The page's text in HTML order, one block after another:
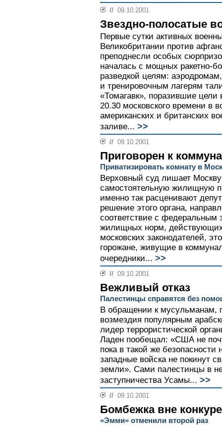
// 09.10.2001
Звездно-полосатые
Первые сутки активных
Великобритании против
преподнесли особых
началась с мощных ракетно-
разведкой целям:
и тренировочным лагерям
«Томагавк», поразившие цели
20.30 московского времени в
американских и британских
заливе... >>
// 09.10.2001
Приговорен к
Приватизировать комнату в
Верховный cуд лишает
самостоятельную жилищную
именно так расценивают
решение этого органа,
соответствие с федеральным
жилищных норм,
московских законодателей,
горожане, живущие в
очередники... >>
// 09.10.2001
Вежливый отказ
Палестинцы справятся без
В обращении к мусульманам,
возмездия популярным
лидер террористической
Ладен пообещал: «США не
пока в такой же безопасности
западные войска не покинут
земли». Сами палестинцы в
заступничества Усамы... >>
// 09.10.2001
Бомбежка вне
«Эмми» отменили второй раз